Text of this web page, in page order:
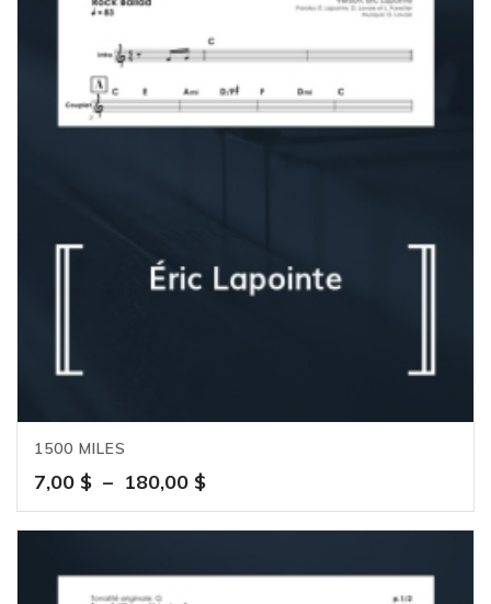
1500 MILES
7,00 $ – 180,00 $Plage
de
prix :
à